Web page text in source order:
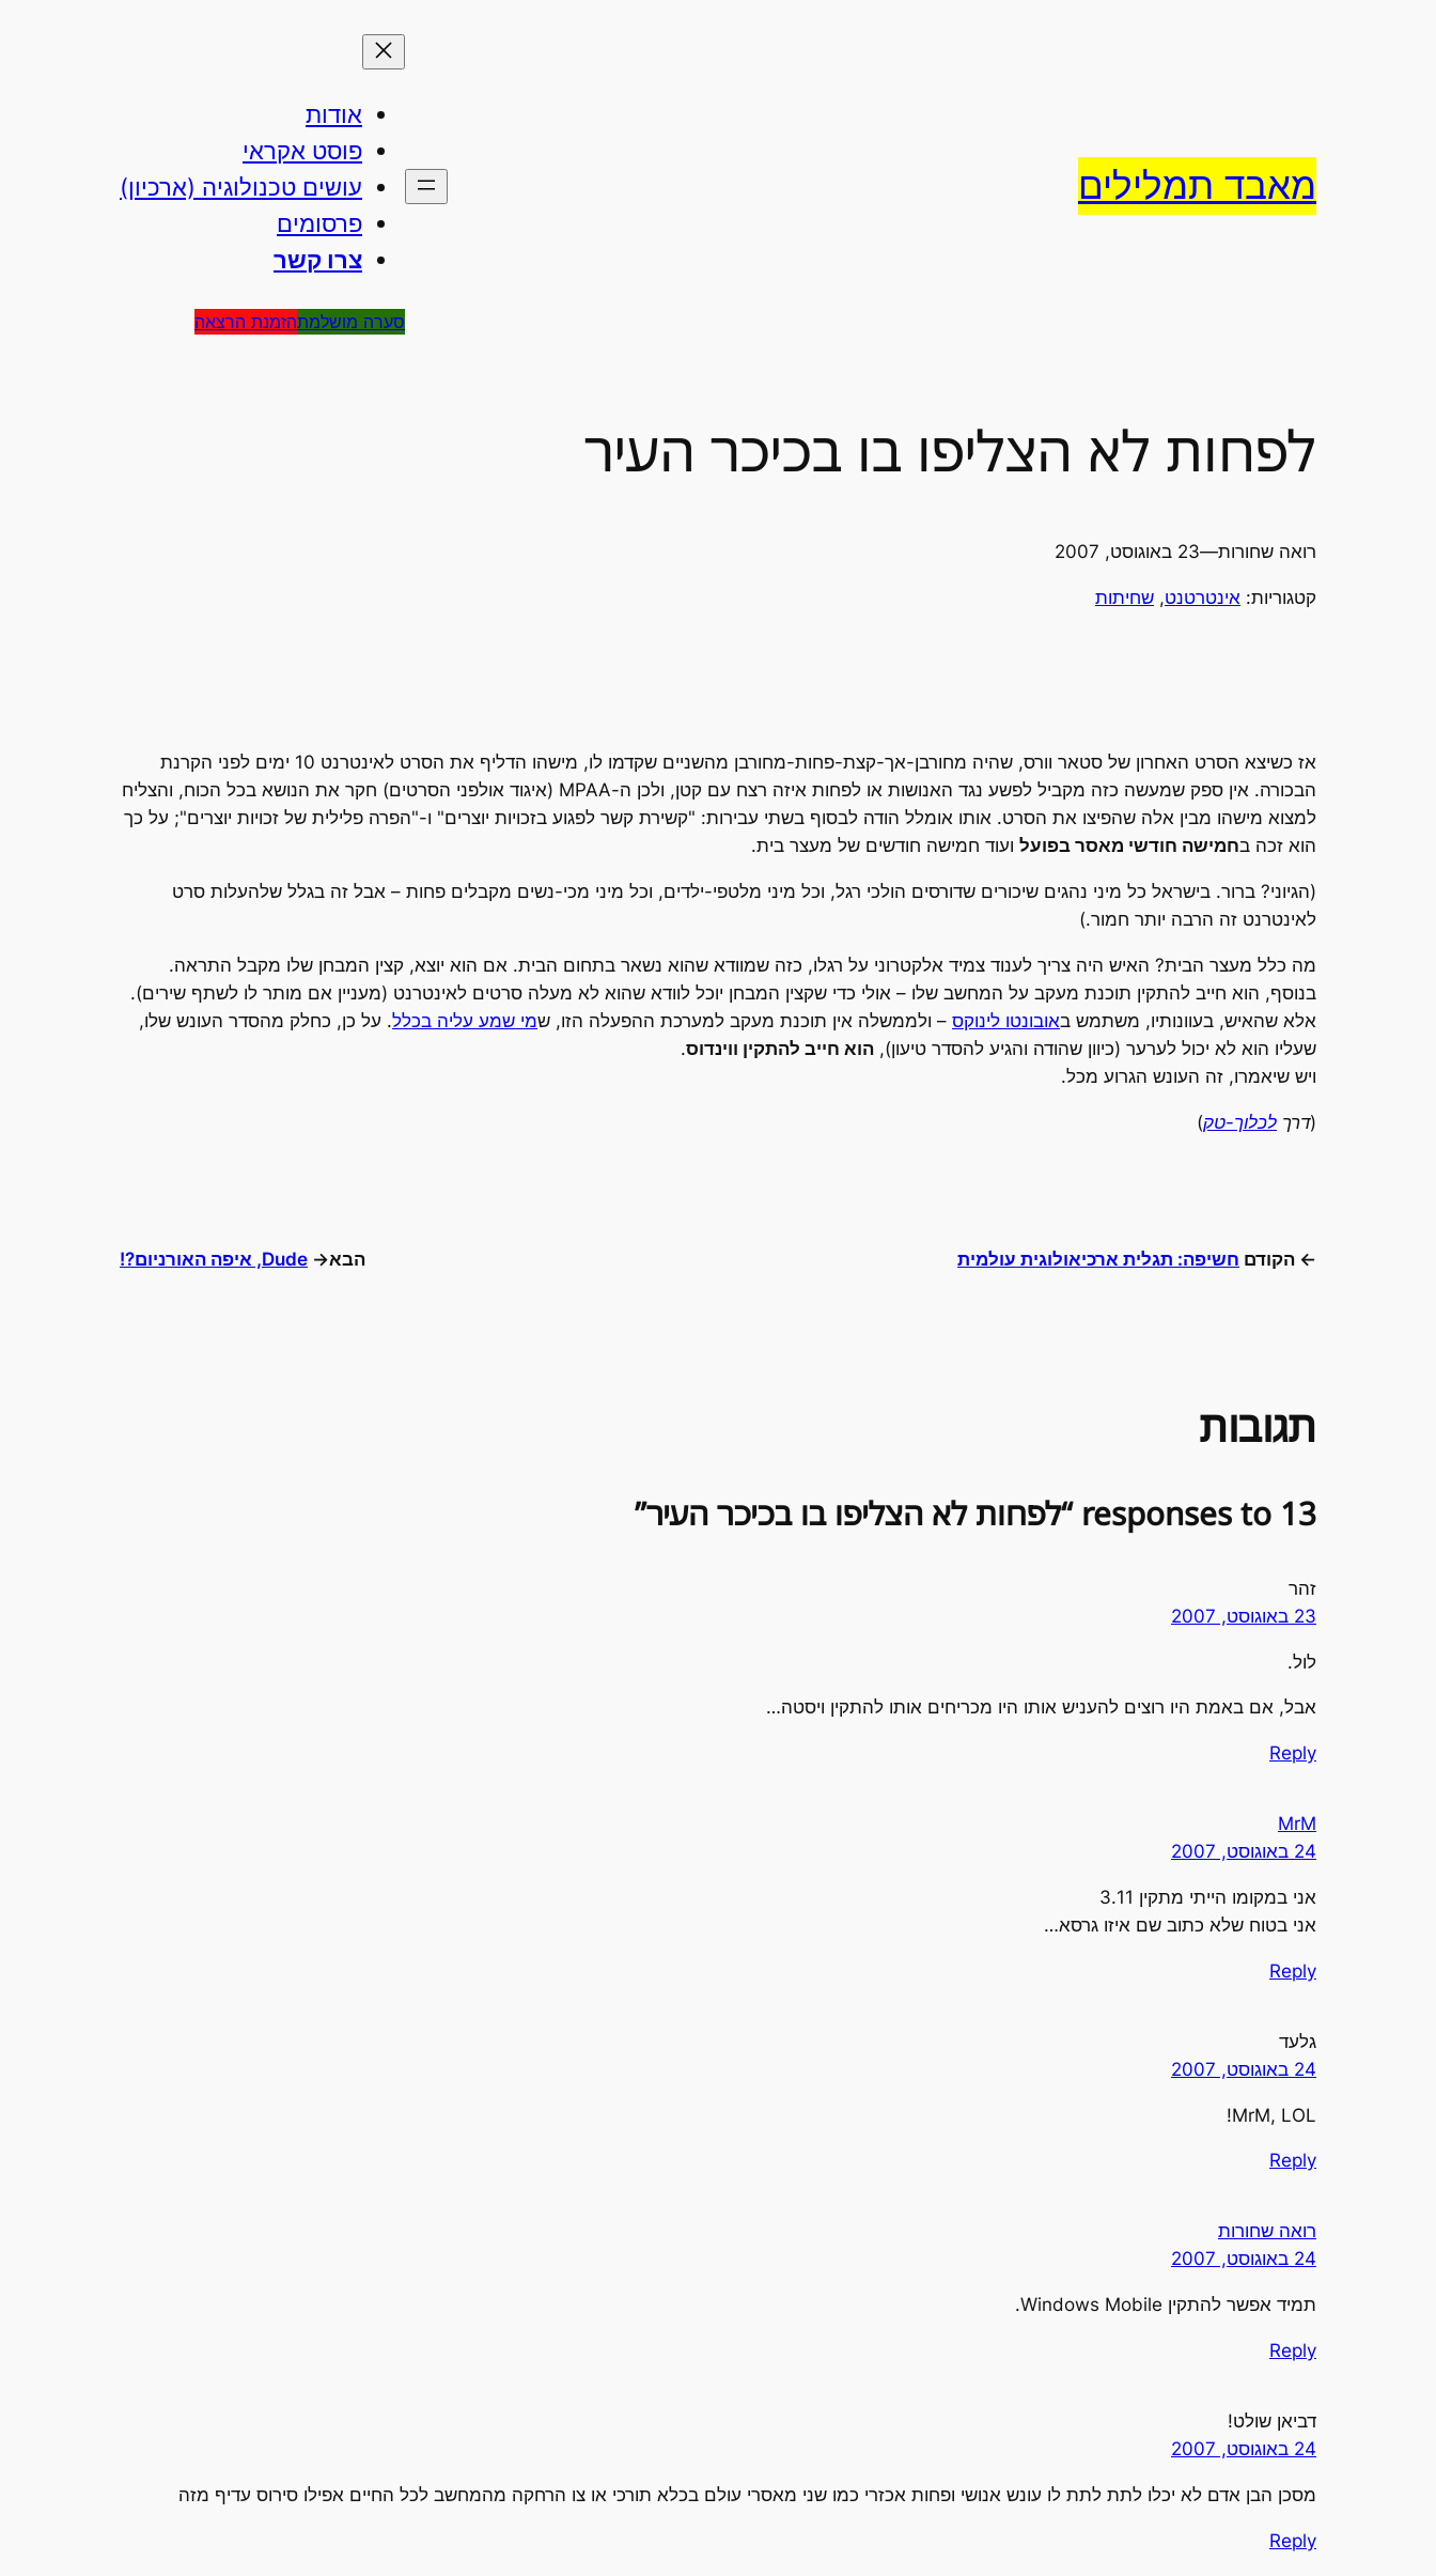
מאבד תמלילים
אודות
פוסט אקראי
עושים טכנולוגיה (ארכיון)
פרסומים
צרו קשר
סערה מושלמתהזמנת הרצאה
לפחות לא הצליפו בו בכיכר העיר
רואה שחורות—23 באוגוסט, 2007
קטגוריות: אינטרטנט, שחיתות
אז כשיצא הסרט האחרון של סטאר וורס, שהיה מחורבן-אך-קצת-פחות-מחורבן מהשניים שקדמו לו, מישהו הדליף את הסרט לאינטרנט 10 ימים לפני הקרנת
הבכורה. אין ספק שמעשה כזה מקביל לפשע נגד האנושות או לפחות איזה רצח עם קטן, ולכן ה-MPAA (איגוד אולפני הסרטים) חקר את הנושא בכל הכוח, והצליח
למצוא מישהו מבין אלה שהפיצו את הסרט. אותו אומלל הודה לבסוף בשתי עבירות: "קשירת קשר לפגוע בזכויות יוצרים" ו-"הפרה פלילית של זכויות יוצרים"; על כך
הוא זכה בחמישה חודשי מאסר בפועל ועוד חמישה חודשים של מעצר בית.
(הגיוני? ברור. בישראל כל מיני נהגים שיכורים שדורסים הולכי רגל, וכל מיני מלטפי-ילדים, וכל מיני מכי-נשים מקבלים פחות – אבל זה בגלל שלהעלות סרט
לאינטרנט זה הרבה יותר חמור.)
מה כלל מעצר הבית? האיש היה צריך לענוד צמיד אלקטרוני על רגלו, כזה שמוודא שהוא נשאר בתחום הבית. אם הוא יוצא, קצין המבחן שלו מקבל התראה.
בנוסף, הוא חייב להתקין תוכנת מעקב על המחשב שלו – אולי כדי שקצין המבחן יוכל לוודא שהוא לא מעלה סרטים לאינטרנט (מעניין אם מותר לו לשתף שירים).
אלא שהאיש, בעוונותיו, משתמש באובונטו לינוקס – ולממשלה אין תוכנת מעקב למערכת ההפעלה הזו, שמי שמע עליה בכלל. על כן, כחלק מהסדר העונש שלו,
שעליו הוא לא יכול לערער (כיוון שהודה והגיע להסדר טיעון), הוא חייב להתקין ווינדוס.
ויש שיאמרו, זה העונש הגרוע מכל.
(דרך לכלוך-טק)
← הקודם חשיפה: תגלית ארכיאולוגית עולמית הבא→ Dude, איפה האורניום?!
תגובות
13 responses to “לפחות לא הצליפו בו בכיכר העיר”
זהר
23 באוגוסט, 2007
לול.
אבל, אם באמת היו רוצים להעניש אותו היו מכריחים אותו להתקין ויסטה…
Reply
MrM
24 באוגוסט, 2007
אני במקומו הייתי מתקין 3.11
אני בטוח שלא כתוב שם איזו גרסא…
Reply
גלעד
24 באוגוסט, 2007
MrM, LOL!
Reply
רואה שחורות
24 באוגוסט, 2007
תמיד אפשר להתקין Windows Mobile.
Reply
דביאן שולט!
24 באוגוסט, 2007
מסכן הבן אדם לא יכלו לתת לתת לו עונש אנושי ופחות אכזרי כמו שני מאסרי עולם בכלא תורכי או צו הרחקה מהמחשב לכל החיים אפילו סירוס עדיף מזה
Reply